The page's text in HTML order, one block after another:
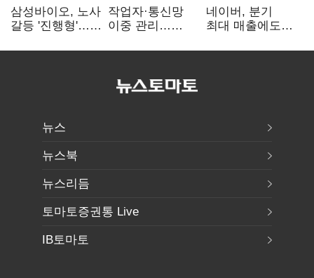
삼성바이오, 노사
갈등 '진행형'…
작업자·통신망
이중 관리…
비상대응 돌입
네이버, 분기
최대 매출에도
팩토리 속도
뉴스
뉴스북
뉴스리듬
토마토증권통 Live
IB토마토